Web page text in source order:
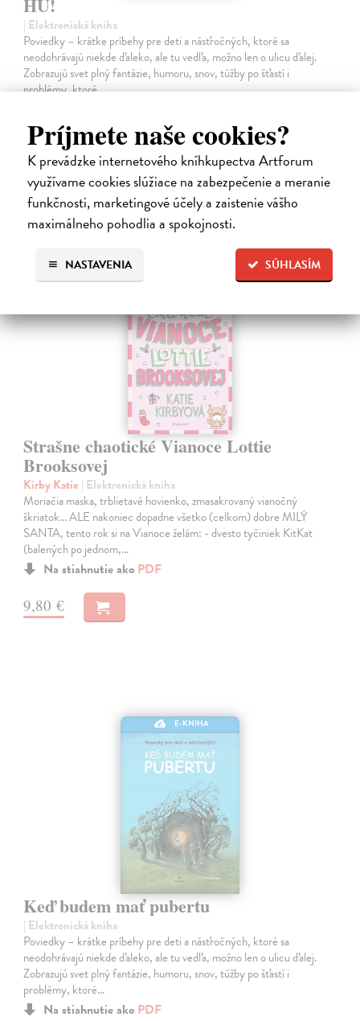
Príjmete naše cookies?
K prevádzke internetového kníhkupectva Artforum
využívame cookies slúžiace na zabezpečenie a meranie
funkčnosti, marketingové účely a zaistenie vášho
maximálneho pohodlia a spokojnosti.
SÚHLASÍM
NASTAVENIA
| Elektronická kniha
Poviedky – krátke príbehy pre deti a násťročných, ktoré sa
neodohrávajú niekde ďaleko, ale tu vedľa, možno len o ulicu ďalej.
Zobrazujú svet plný fantázie, humoru, snov, túžby po šťastí i
problémy, ktoré…
3,20 €
Strašne chaotické Vianoce Lottie
Brooksovej
Kirby Katie | Elektronická kniha
Moriačia maska, trblietavé hovienko, zmasakrovaný vianočný
škriatok... ALE nakoniec dopadne všetko (celkom) dobre MILÝ
SANTA, tento rok si na Vianoce želám: - dvesto tyčiniek KitKat
(balených po jednom,…
Na stiahnutie ako PDF
9,80 €
E-KNIHA
Keď budem mať pubertu
| Elektronická kniha
Poviedky – krátke príbehy pre deti a násťročných, ktoré sa
neodohrávajú niekde ďaleko, ale tu vedľa, možno len o ulicu ďalej.
Zobrazujú svet plný fantázie, humoru, snov, túžby po šťastí i
problémy, ktoré…
Na stiahnutie ako PDF